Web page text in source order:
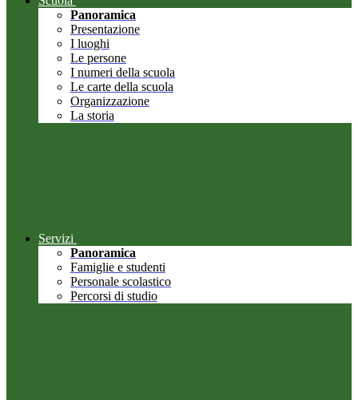
Panoramica
Presentazione
I luoghi
Le persone
I numeri della scuola
Le carte della scuola
Organizzazione
La storia
Servizi
Panoramica
Famiglie e studenti
Personale scolastico
Percorsi di studio